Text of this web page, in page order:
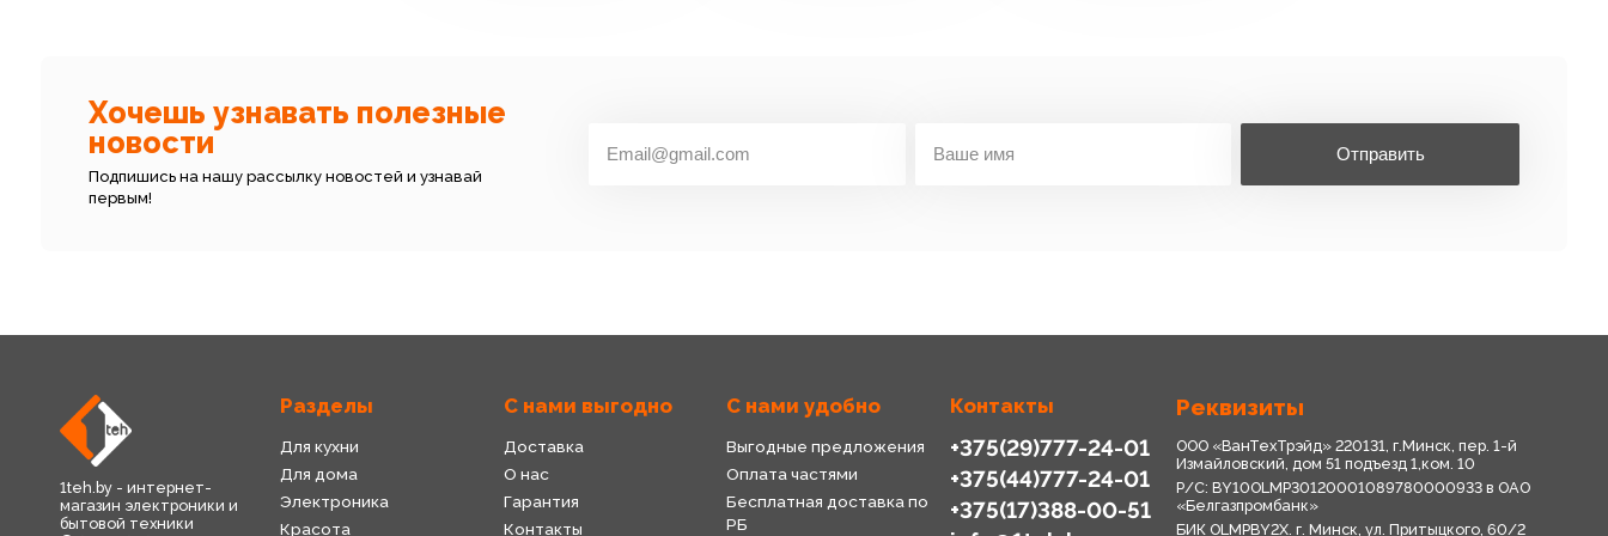
Хочешь узнавать полезные
новости
Подпишись на нашу рассылку новостей и узнавай
первым!
Отправить
1teh.by - интернет-
магазин электроники и
бытовой техники
Разделы
Для кухни
Для дома
Электроника
Красота
С нами выгодно
Доставка
О нас
Гарантия
Контакты
С нами удобно
Выгодные предложения
Оплата частями
Бесплатная доставка по
РБ
Контакты
+375(29)777-24-01
+375(44)777-24-01
+375(17)388-00-51
Реквизиты
ООО «ВанТехТрэйд» 220131, г.Минск, пер. 1-й
Измайловский, дом 51 подъезд 1,ком. 10
Р/С: BY10OLMP30120001089780000933 в OАО
«Белгазпромбанк»
БИК OLMPBY2X. г. Минск, ул. Притыцкого, 60/2